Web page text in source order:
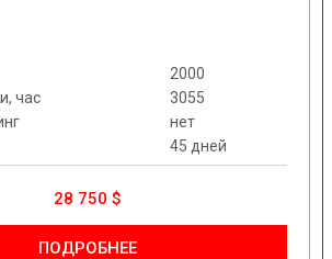
2000
час
3055
нет
45 дней
28 750 $
ПОДРОБНЕЕ